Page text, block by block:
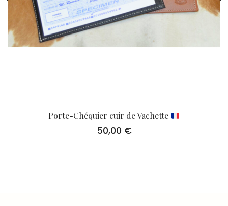
Porte-Chéquier cuir de Vachette
50,00 €